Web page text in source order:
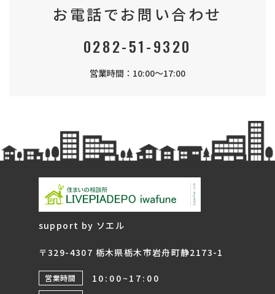
お電話でお問い合わせ
0282-51-9320
営業時間：10:00～17:00
support by ソエル
〒329-4307 栃木県栃木市岩舟町静2173-1
営業時間 10:00~17:00